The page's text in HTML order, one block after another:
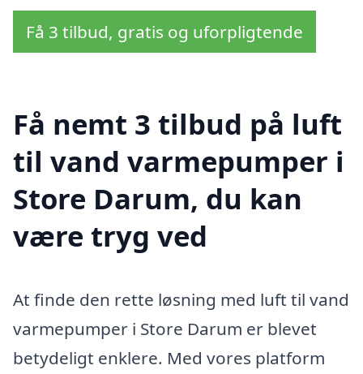
Få 3 tilbud, gratis og uforpligtende
Få nemt 3 tilbud på luft
til vand varmepumper i
Store Darum, du kan
være tryg ved
At finde den rette løsning med luft til vand
varmepumper i Store Darum er blevet
betydeligt enklere. Med vores platform